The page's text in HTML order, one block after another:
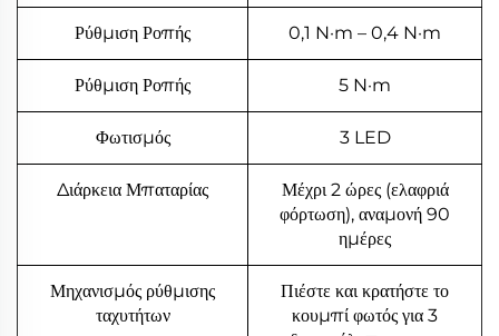
Ρύθμιση Ροπής 0,1 N·m – 0,4 N·m
Ρύθμιση Ροπής 5 N·m
Φωτισμός 3 LED
Διάρκεια Μπαταρίας
Μέχρι 2 ώρες (ελαφριά
φόρτωση), αναμονή 90
ημέρες
Μηχανισμός ρύθμισης
ταχυτήτων
Πιέστε και κρατήστε το
κουμπί φωτός για 3